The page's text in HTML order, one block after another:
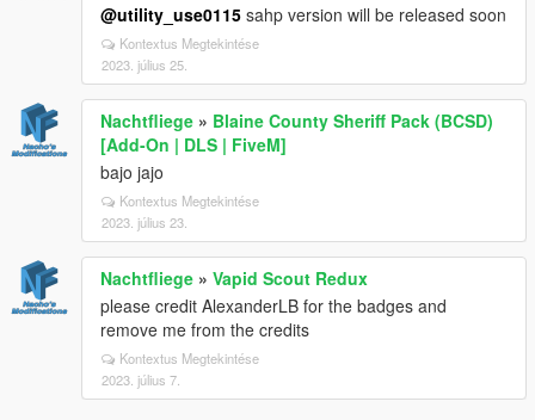
@utility_use0115 sahp version will be released soon
Kontextus Megtekintése
2023. július 25.
Nachtfliege » Blaine County Sheriff Pack (BCSD)
[Add-On | DLS | FiveM]
bajo jajo
Kontextus Megtekintése
2023. július 23.
Nachtfliege » Vapid Scout Redux
please credit AlexanderLB for the badges and
remove me from the credits
Kontextus Megtekintése
2023. július 7.